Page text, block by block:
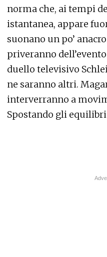
norma che, ai tempi
istantanea, appare
suonano un po’
priveranno
duello televisivo
ne saranno altri.
interverranno a
Spostando gli